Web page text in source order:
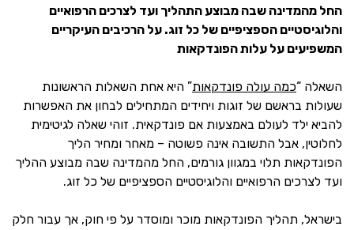
החל מהמדינה שבה מבוצע התהליך ועד לצרכים הרפואיים
והלוגיסטיים הספציפיים של כל זוג. על הרכיבים העיקריים
המשפיעים על עלות הפונדקאות
השאלה “כמה עולה פונדקאות” היא אחת השאלות הראשונות
שעולות בראשם של זוגות ויחידים המתחילים לבחון את האפשרות
להביא ילד לעולם באמצעות אם פונדקאית. זוהי שאלה לגיטימית
לחלוטין, אבל התשובה אינה פשוטה – מאחר ומחיר הליך
הפונדקאות תלוי במגוון גורמים, החל מהמדינה שבה מבוצע ההליך
ועד לצרכים הרפואיים והלוגיסטיים הספציפיים של כל זוג.
בישראל, תהליך הפונדקאות מוכר ומוסדר על פי חוק, אך עבור חלק